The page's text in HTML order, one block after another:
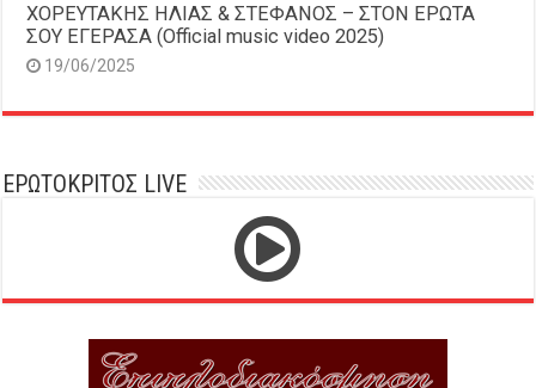
ΧΟΡΕΥΤΑΚΗΣ ΗΛΙΑΣ & ΣΤΕΦΑΝΟΣ – ΣΤΟΝ ΕΡΩΤΑ
ΣΟΥ ΕΓΕΡΑΣΑ (Official music video 2025)
19/06/2025
ΕΡΩΤΟΚΡΙΤΟΣ LIVE